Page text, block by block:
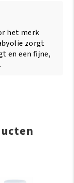
het merk
zorgt
en een fijne,